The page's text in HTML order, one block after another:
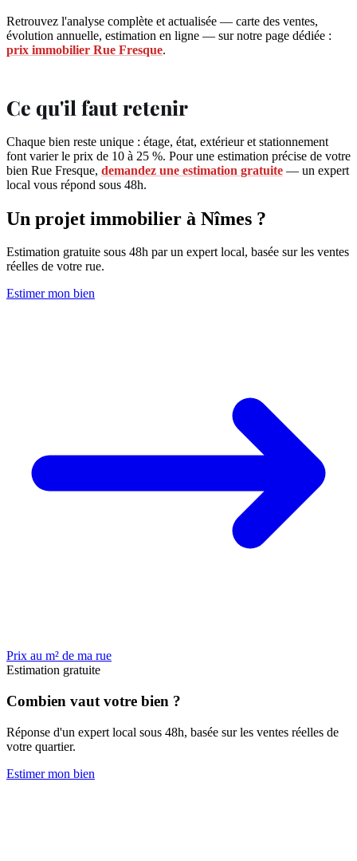
Retrouvez l'analyse complète et actualisée — carte des ventes,
évolution annuelle, estimation en ligne — sur notre page dédiée :
prix immobilier Rue Fresque.
Ce qu'il faut retenir
Chaque bien reste unique : étage, état, extérieur et stationnement
font varier le prix de 10 à 25 %. Pour une estimation précise de votre
bien Rue Fresque, demandez une estimation gratuite — un expert
local vous répond sous 48h.
Un projet immobilier à Nîmes ?
Estimation gratuite sous 48h par un expert local, basée sur les ventes
réelles de votre rue.
Estimer mon bien
Prix au m² de ma rue
Estimation gratuite
Combien vaut votre bien ?
Réponse d'un expert local sous 48h, basée sur les ventes réelles de
votre quartier.
Estimer mon bien